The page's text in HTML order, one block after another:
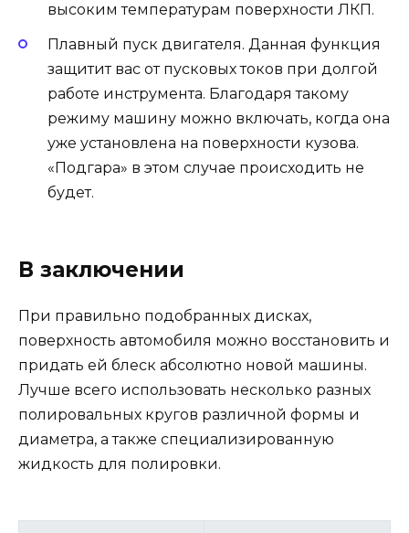
высоким температурам поверхности ЛКП.
Плавный пуск двигателя. Данная функция
защитит вас от пусковых токов при долгой
работе инструмента. Благодаря такому
режиму машину можно включать, когда она
уже установлена на поверхности кузова.
«Подгара» в этом случае происходить не
будет.
В заключении
При правильно подобранных дисках,
поверхность автомобиля можно восстановить и
придать ей блеск абсолютно новой машины.
Лучше всего использовать несколько разных
полировальных кругов различной формы и
диаметра, а также специализированную
жидкость для полировки.